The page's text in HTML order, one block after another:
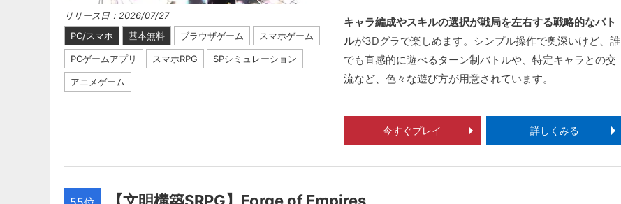
リリース日：2026/07/27
PC/スマホ
基本無料 ブラウザゲーム スマホゲーム
PCゲームアプリ スマホRPG SPシミュレーション
アニメゲーム
キャラ編成やスキルの選択が戦局を左右する戦略的なバト
ルが3Dグラで楽しめます。シンプル操作で奥深いけど、誰
でも直感的に遊べるターン制バトルや、特定キャラとの交
流など、色々な遊び方が用意されています。
今すぐプレイ 詳しくみる